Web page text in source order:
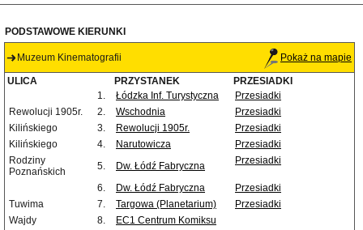
PODSTAWOWE KIERUNKI
Muzeum Kinematografii Pokaż na mapie
ULICA PRZYSTANEK
PRZESIADKI
1.
Łódzka Inf. Turystyczna
Przesiadki
Rewolucji 1905r.
2. Wschodnia
Przesiadki
Kilińskiego
3. Rewolucji 1905r.
Przesiadki
Kilińskiego
4. Narutowicza
Przesiadki
Rodziny
Poznańskich
5. Dw. Łódź Fabryczna Przesiadki
6. Dw. Łódź Fabryczna
Przesiadki
Tuwima
7. Targowa (Planetarium)
Przesiadki
Wajdy
8.
EC1 Centrum Komiksu